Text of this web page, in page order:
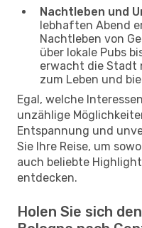
Nachtleben und
lebhaften Abend
Nachtleben von
über lokale Pubs
erwacht die Stadt
zum Leben und
Egal, welche
unzählige
Entspannung und
Sie Ihre Reise, um
auch beliebte
entdecken.
Holen Sie sich